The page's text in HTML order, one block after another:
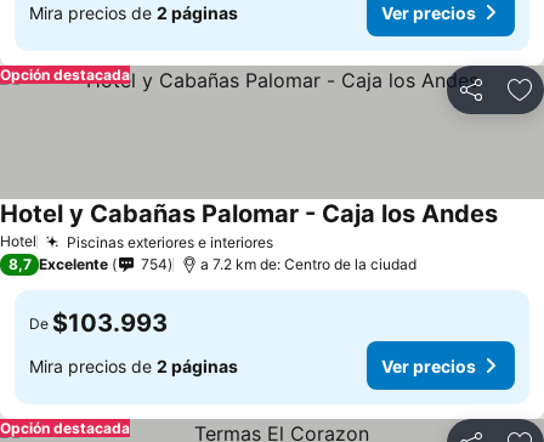
Mira precios de 2 páginas Ver precios
Compartir
Opción destacada
Hotel Piscinas exteriores e interioresVer precios
Hotel y Cabañas Palomar - Caja los AndesVer
8,7 Excelente 754 a 7.2 km de: Centro de la ciudad
De $103.993
Mira precios de 2 páginas Ver precios
Opción destacada